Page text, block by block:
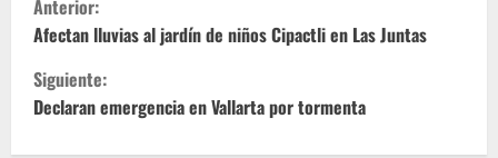
i
g
Anterior:
Afectan lluvias al jardín de niños Cipactli en Las Juntas
Siguiente:
Declaran emergencia en Vallarta por tormenta